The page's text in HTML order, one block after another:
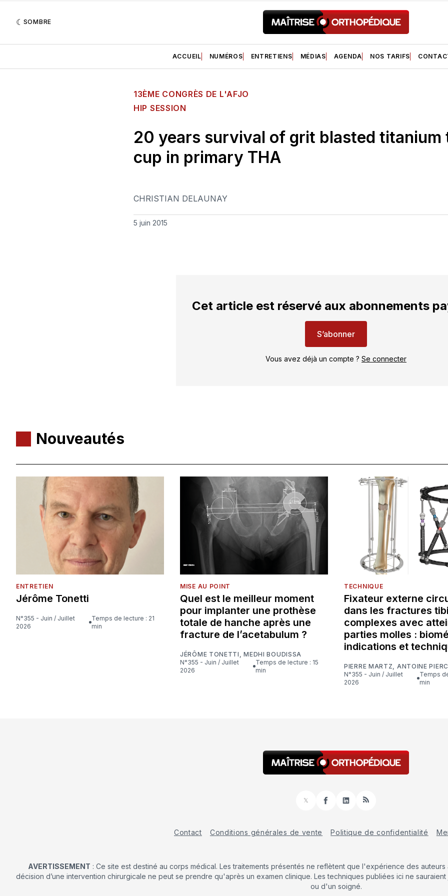
SOMBRE
ACCUEIL NUMÉROS ENTRETIENS MÉDIAS AGENDA NOS TARIFS
13ÈME CONGRÈS DE L'AFJO
HIP SESSION
20 years survival of grit blasted titanium
cup in primary THA
CHRISTIAN DELAUNAY
5 juin 2015
Cet article est réservé aux abonnements
S’abonner
Vous avez déjà un compte ? Se connecter
Nouveautés
ENTRETIEN
Jérôme Tonetti
N°355 - Juin / Juillet
2026
Temps de lecture : 21
min
MISE AU POINT
Quel est le meilleur moment
pour implanter une prothèse
totale de hanche après une
fracture de l’acetabulum ?
JÉRÔME TONETTI ,MEDHI BOUDISSA
N°355 - Juin / Juillet
2026
Temps de lecture : 15
min
TECHNIQUE
Fixateur externe
dans les fractures
complexes avec
parties molles :
indications et
PIERRE MARTZ
ANTOINE
N°355 - Juin / Juillet
2026
Temps de lecture : 16
min
𝕏
FacebookLinkedInRSS
Contact Conditions générales de vente Politique de confidentialité
AVERTISSEMENT : Ce site est destiné au corps médical. Les traitements présentés ne reflètent que l'expérience des
décision d’une intervention chirurgicale ne peut se prendre qu'après un examen clinique. Les techniques publiées ici ne
ou d'un soigné.